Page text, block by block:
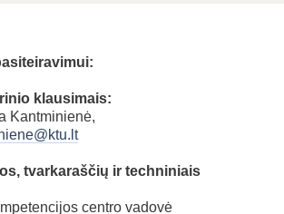
klausimais:
Kantminienė,
tvarkaraščių ir techniniais
centro vadovė